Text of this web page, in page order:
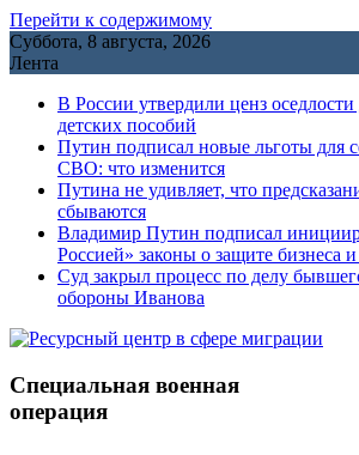
Перейти к содержимому
Суббота, 8 августа, 2026
Лента
В России утвердили ценз
детских пособий
Путин подписал новые льготы для
СВО: что изменится
Путина не удивляет, что
сбываются
Владимир Путин подписал
Россией» законы о защите бизнеса
Cуд закрыл процесс по делу
обороны Иванова
Специальная военная
операция